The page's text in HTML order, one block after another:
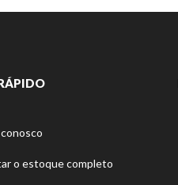
o estoque completo